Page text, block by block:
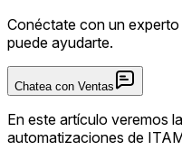
Conéctate con un
puede ayudarte.
Chatea con Ventas
En este artículo veremos
automatizaciones de